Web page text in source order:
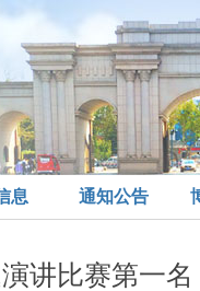
息 通知公告
讲比赛第一名